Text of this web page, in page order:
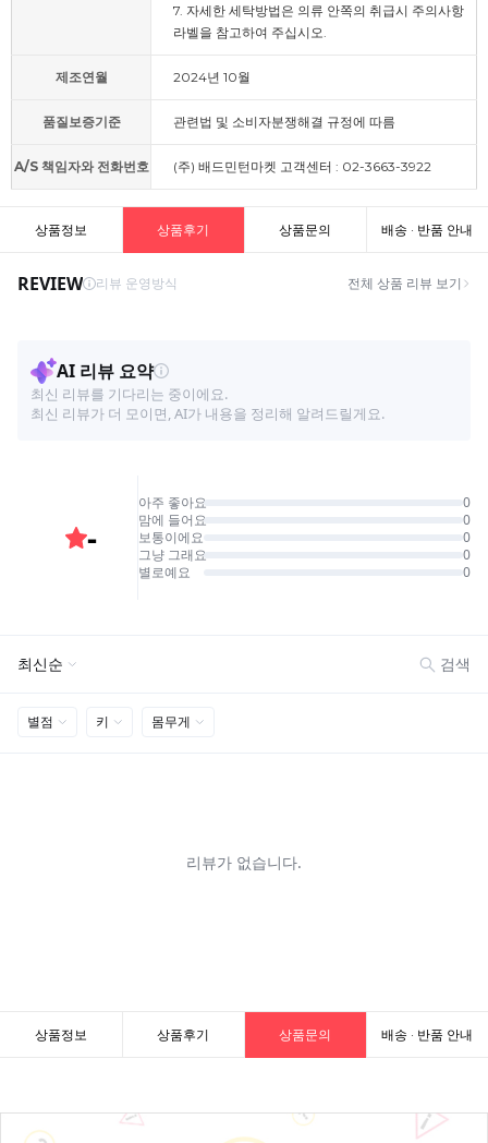
7. 자세한 세탁방법은 의류 안쪽의 취급시 주의사항
라벨을 참고하여 주십시오.
제조연월 2024년 10월
품질보증기준 관련법 및 소비자분쟁해결 규정에 따름
A/S 책임자와 전화번호 (주) 배드민턴마켓 고객센터 : 02-3663-3922
상품정보 상품후기 상품문의 배송 · 반품 안내
상품정보 상품후기 상품문의 배송 · 반품 안내